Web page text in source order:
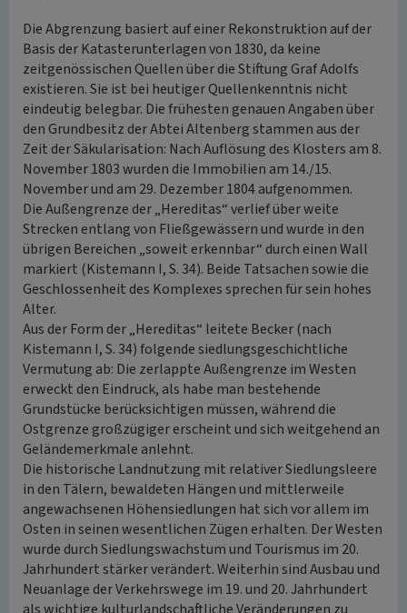
Die Abgrenzung basiert auf einer Rekonstruktion auf der
Basis der Katasterunterlagen von 1830, da keine
zeitgenössischen Quellen über die Stiftung Graf Adolfs
existieren. Sie ist bei heutiger Quellenkenntnis nicht
eindeutig belegbar. Die frühesten genauen Angaben über
den Grundbesitz der Abtei Altenberg stammen aus der
Zeit der Säkularisation: Nach Auflösung des Klosters am 8.
November 1803 wurden die Immobilien am 14./15.
November und am 29. Dezember 1804 aufgenommen.
Die Außengrenze der „Hereditas“ verlief über weite
Strecken entlang von Fließgewässern und wurde in den
übrigen Bereichen „soweit erkennbar“ durch einen Wall
markiert (Kistemann I, S. 34). Beide Tatsachen sowie die
Geschlossenheit des Komplexes sprechen für sein hohes
Alter.
Aus der Form der „Hereditas“ leitete Becker (nach
Kistemann I, S. 34) folgende siedlungsgeschichtliche
Vermutung ab: Die zerlappte Außengrenze im Westen
erweckt den Eindruck, als habe man bestehende
Grundstücke berücksichtigen müssen, während die
Ostgrenze großzügiger erscheint und sich weitgehend an
Geländemerkmale anlehnt.
Die historische Landnutzung mit relativer Siedlungsleere
in den Tälern, bewaldeten Hängen und mittlerweile
angewachsenen Höhensiedlungen hat sich vor allem im
Osten in seinen wesentlichen Zügen erhalten. Der Westen
wurde durch Siedlungswachstum und Tourismus im 20.
Jahrhundert stärker verändert. Weiterhin sind Ausbau und
Neuanlage der Verkehrswege im 19. und 20. Jahrhundert